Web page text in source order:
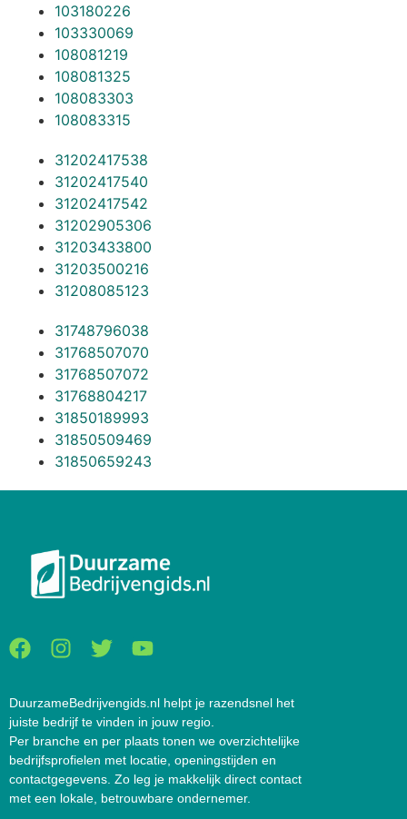
103180226
103330069
108081219
108081325
108083303
108083315
31202417538
31202417540
31202417542
31202905306
31203433800
31203500216
31208085123
31748796038
31768507070
31768507072
31768804217
31850189993
31850509469
31850659243
DuurzameBedrijvengids.nl helpt je razendsnel het
juiste bedrijf te vinden in jouw regio.
Per branche en per plaats tonen we overzichtelijke
bedrijfsprofielen met locatie, openingstijden en
contactgegevens. Zo leg je makkelijk direct contact
met een lokale, betrouwbare ondernemer.